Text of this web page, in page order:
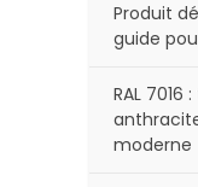
Produit
guide
RAL 7016
moderne